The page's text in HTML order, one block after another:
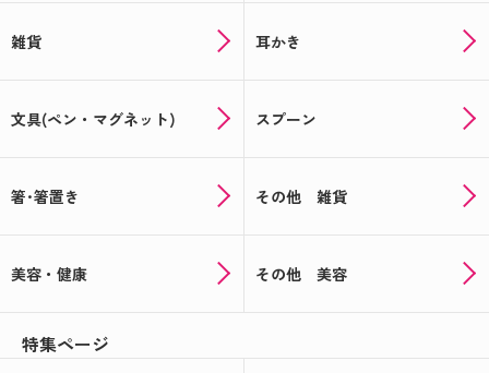
雑貨 耳かき
文具(ペン・マグネット) スプーン
箸･箸置き その他 雑貨
美容・健康 その他 美容
特集ページ